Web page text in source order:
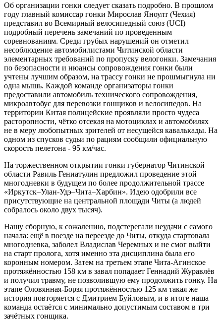
Об организации гонки следует сказать подробно. В прошлом
году главный комиссар гонки Мирослав Яноулт (Чехия)
представил во Всемирный велосипедный союз (UCI)
подробный перечень замечаний по проведенным
соревнованиям. Среди грубых нарушений он отметил
несоблюдение автомобилистами Читинской области
элементарных требований по пропуску велогонки. Замечания
по безопасности и нюансы сопровождения гонки были
учтены лучшим образом, на трассу гонки не прошмыгнула ни
одна мышь. Каждой команде организаторы гонки
предоставили автомобиль технического сопровождения,
микроавтобус для перевозки гонщиков и велосипедов. На
территории Китая полицейские проявляли просто чудеса
расторопности, чётко отсекая на мотоциклах и автомобилях
не в меру любопытных зрителей от несущейся кавалькады. На
одном из спусков судьи по рациям сообщили официальную
скорость пелетона - 95 км/час.
На торжественном открытии гонки губернатор Читинской
области Равиль Гениатулин предложил проведение этой
многодневки в будущем по более продолжительной трассе
«Иркутск–Улан-Удэ–Чита–Харбин». Идею одобрили все
присутствующие на центральной площади Читы (а людей
собралось около двух тысяч).
Нашу сборную, к сожалению, подстерегали неудачи с самого
начала: ещё в поезде на переезде до Читы, откуда стартовала
многодневка, заболел Владислав Черемных и не смог выйти
на старт пролога, хотя именно эта дисциплина была его
коронным номером. Затем на третьем этапе Чита-Агинское
протяжённостью 158 км в завал попадает Геннадий Журавлёв
и получил травму, не позволившую ему продолжить гонку. На
этапе Оловянная-Борзя протяжённостью 125 км такая же
история повторяется с Дмитрием Буйловым, и в итоге наша
команда остаётся с минимально допустимым составом в три
зачётных гонщика.